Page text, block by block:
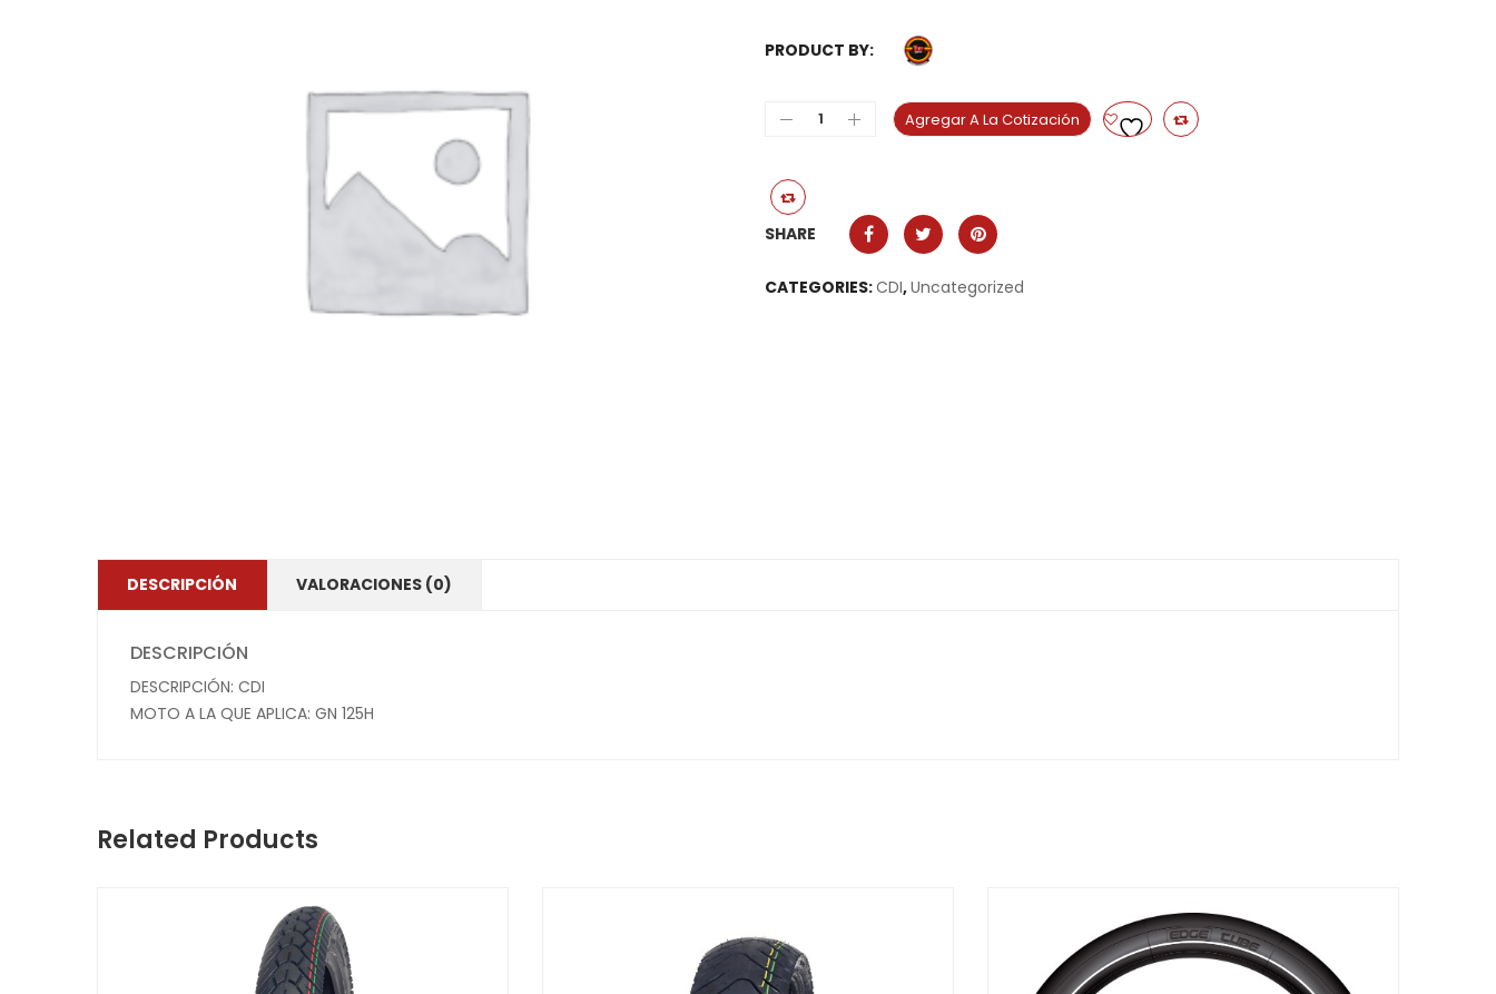
PRODUCT BY:
Agregar A La Cotización
SHARE
CATEGORIES:CDI,Uncategorized
DESCRIPCIÓN VALORACIONES (0)
DESCRIPCIÓN
DESCRIPCIÓN: CDI
MOTO A LA QUE APLICA: GN 125H
Related Products